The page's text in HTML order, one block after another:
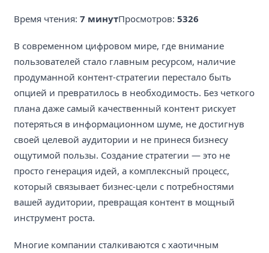
Время чтения: 7 минутПросмотров: 5326
В современном цифровом мире, где внимание
пользователей стало главным ресурсом, наличие
продуманной контент-стратегии перестало быть
опцией и превратилось в необходимость. Без четкого
плана даже самый качественный контент рискует
потеряться в информационном шуме, не достигнув
своей целевой аудитории и не принеся бизнесу
ощутимой пользы. Создание стратегии — это не
просто генерация идей, а комплексный процесс,
который связывает бизнес-цели с потребностями
вашей аудитории, превращая контент в мощный
инструмент роста.
Многие компании сталкиваются с хаотичным